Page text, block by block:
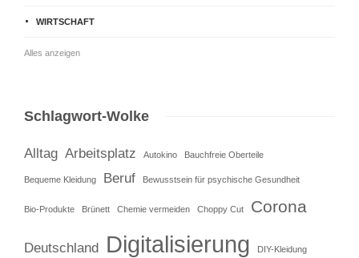
WIRTSCHAFT
Alles anzeigen
Schlagwort-Wolke
Alltag Arbeitsplatz Autokino Bauchfreie Oberteile
Bequeme Kleidung Beruf Bewusstsein für psychische Gesundheit
Bio-Produkte Brünett Chemie vermeiden Choppy Cut Corona
Deutschland Digitalisierung DIY-Kleidung